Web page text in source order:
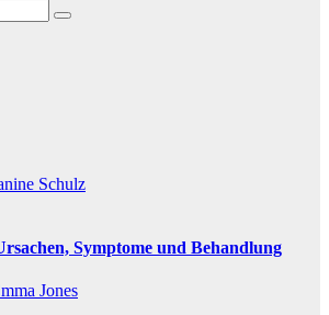
Schulz
Symptome und Behandlung
Jones